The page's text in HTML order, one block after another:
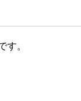
す。